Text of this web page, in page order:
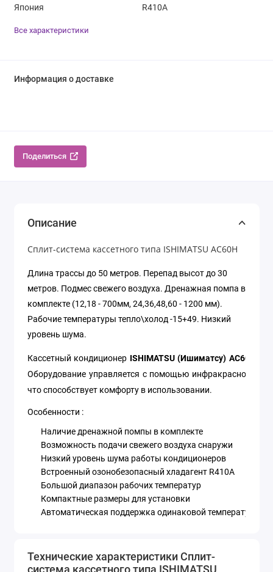
Япония R410A
Все характеристики
Информация о доставке
Поделиться
Описание
Сплит-система кассетного типа ISHIMATSU AC60H
Длина трассы до 50 метров. Перепад высот до 30
метров. Подмес свежего воздуха. Дренажная помпа в
комплекте (12,18 - 700мм, 24,36,48,60 - 1200 мм).
Рабочие температуры тепло\холод -15+49. Низкий
уровень шума.
Кассетный кондиционер ISHIMATSU (Ишиматсу) AC60H
Оборудование управляется с помощью инфракрасного
что способствует комфорту в использовании.
Особенности :
Наличие дренажной помпы в комплекте
Возможность подачи свежего воздуха снаружи
Низкий уровень шума работы кондиционеров
Встроенный озонобезопасный хладагент R410A
Большой диапазон рабочих температур
Компактные размеры для установки
Автоматическая поддержка одинаковой температуры
заданной температуры. В комплекте со всеми
Технические характеристики Сплит-
система кассетного типа ISHIMATSU